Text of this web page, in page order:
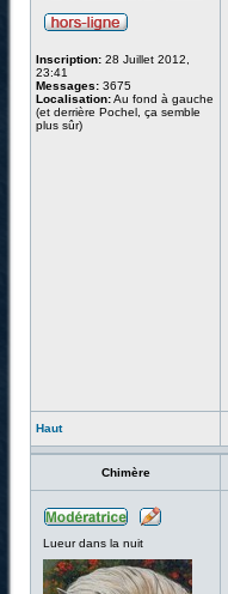
Inscription: 28 Juillet 2012,
23:41
Messages: 3675
Localisation:Au fond à gauche
(et derrière Pochel, ça semble
plus sûr)
Haut
Chimère
Lueur dans la nuit